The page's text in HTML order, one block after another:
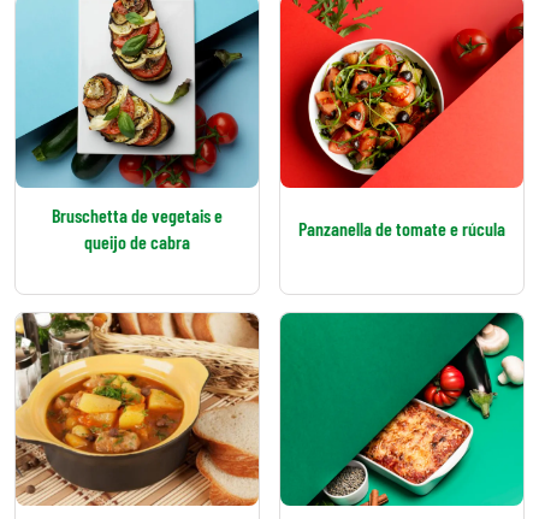
Bruschetta de vegetais e
queijo de cabra
Panzanella de tomate e rúcula